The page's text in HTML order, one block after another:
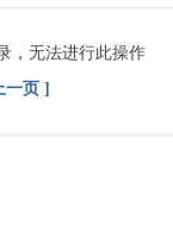
，无法进行此操作
一页 ]